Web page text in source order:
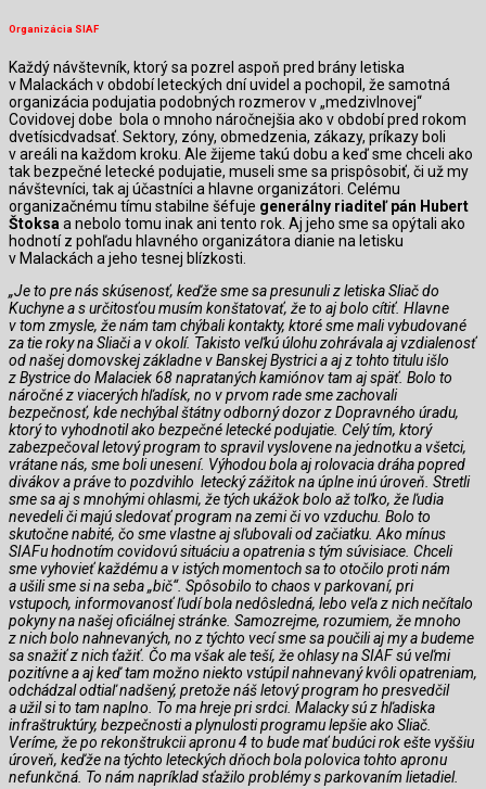
Organizácia SIAF
Každý návštevník, ktorý sa pozrel aspoň pred brány letiska
v Malackách v období leteckých dní uvidel a pochopil, že samotná
organizácia podujatia podobných rozmerov v „medzivlnovej“
Covidovej dobe bola o mnoho náročnejšia ako v období pred rokom
dvetísicdvadsať. Sektory, zóny, obmedzenia, zákazy, príkazy boli
v areáli na každom kroku. Ale žijeme takú dobu a keď sme chceli ako
tak bezpečné letecké podujatie, museli sme sa prispôsobiť, či už my
návštevníci, tak aj účastníci a hlavne organizátori. Celému
organizačnému tímu stabilne šéfuje generálny riaditeľ pán Hubert
Štoksa a nebolo tomu inak ani tento rok. Aj jeho sme sa opýtali ako
hodnotí z pohľadu hlavného organizátora dianie na letisku
v Malackách a jeho tesnej blízkosti.
„Je to pre nás skúsenosť, keďže sme sa presunuli z letiska Sliač do
Kuchyne a s určitosťou musím konštatovať, že to aj bolo cítiť. Hlavne
v tom zmysle, že nám tam chýbali kontakty, ktoré sme mali vybudované
za tie roky na Sliači a v okolí. Takisto veľkú úlohu zohrávala aj vzdialenosť
od našej domovskej základne v Banskej Bystrici a aj z tohto titulu išlo
z Bystrice do Malaciek 68 naprataných kamiónov tam aj späť. Bolo to
náročné z viacerých hľadísk, no v prvom rade sme zachovali
bezpečnosť, kde nechýbal štátny odborný dozor z Dopravného úradu,
ktorý to vyhodnotil ako bezpečné letecké podujatie. Celý tím, ktorý
zabezpečoval letový program to spravil vyslovene na jednotku a všetci,
vrátane nás, sme boli unesení. Výhodou bola aj rolovacia dráha popred
divákov a práve to pozdvihlo letecký zážitok na úplne inú úroveň. Stretli
sme sa aj s mnohými ohlasmi, že tých ukážok bolo až toľko, že ľudia
nevedeli či majú sledovať program na zemi či vo vzduchu. Bolo to
skutočne nabité, čo sme vlastne aj sľubovali od začiatku. Ako mínus
SIAFu hodnotím covidovú situáciu a opatrenia s tým súvisiace. Chceli
sme vyhovieť každému a v istých momentoch sa to otočilo proti nám
a ušili sme si na seba „bič“. Spôsobilo to chaos v parkovaní, pri
vstupoch, informovanosť ľudí bola nedôsledná, lebo veľa z nich nečítalo
pokyny na našej oficiálnej stránke. Samozrejme, rozumiem, že mnoho
z nich bolo nahnevaných, no z týchto vecí sme sa poučili aj my a budeme
sa snažiť z nich ťažiť. Čo ma však ale teší, že ohlasy na SIAF sú veľmi
pozitívne a aj keď tam možno niekto vstúpil nahnevaný kvôli opatreniam,
odchádzal odtiaľ nadšený, pretože náš letový program ho presvedčil
a užil si to tam naplno. To ma hreje pri srdci. Malacky sú z hľadiska
infraštruktúry, bezpečnosti a plynulosti programu lepšie ako Sliač.
Veríme, že po rekonštrukcii apronu 4 to bude mať budúci rok ešte vyššiu
úroveň, keďže na týchto leteckých dňoch bola polovica tohto apronu
nefunkčná. To nám napríklad sťažilo problémy s parkovaním lietadiel.